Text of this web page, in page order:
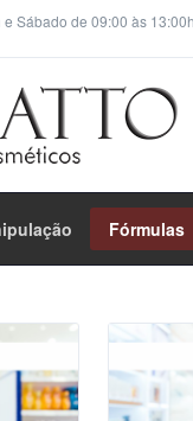
Sábado de 09:00 às
Fórmulas